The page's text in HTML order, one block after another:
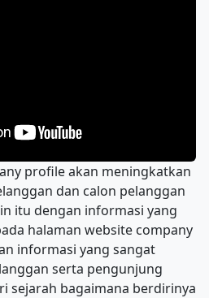
profile akan meningkatkan
dan calon pelanggan
itu dengan informasi yang
halaman website company
informasi yang sangat
serta pengunjung
sejarah bagaimana berdirinya